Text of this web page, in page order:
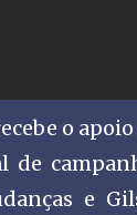
o
de
e